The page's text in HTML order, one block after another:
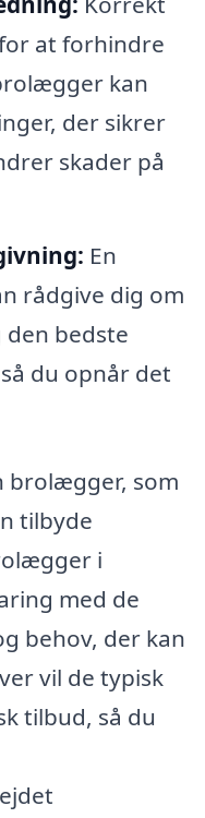
at forhindre
kan
der sikrer
skader på
En
rådgive dig om
bedste
du opnår det
brolægger, som
tilbyde
i
med de
behov, der kan
vil de typisk
tilbud, så du